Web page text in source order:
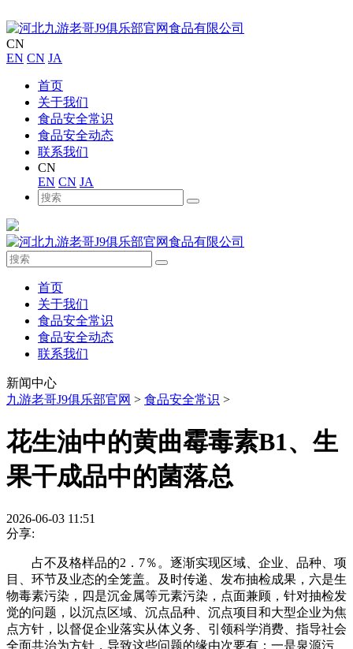
CN
EN CN JA
首页
关于我们
食品安全常识
食品安全动态
联系我们
CN
EN CN JA
首页
关于我们
食品安全常识
食品安全动态
联系我们
新闻中心
九游老哥J9俱乐部官网 > 食品安全常识 >
花生油中的黄曲霉毒素B1、生
果干成品中的菌落总
2026-06-03 11:51
分享:
占不及格样品的2．7％。逐渐实现区域、企业、品种、项
目、环节及业态的全笼盖。及时传递、发布抽检成果，六是生
物毒素污染，四是沉金属等元素污染，点面兼顾，针对抽检发
觉的问题，以沉点区域、沉点品种、沉点项目和大型企业为焦
点方针，以督促企业落实从体义务、引领科学消费、指导社会
全面共治为方针，导致这些问题的缘由次要有：一是泉源污